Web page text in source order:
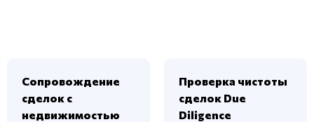
Сопровождение
сделок с
недвижимостью
Проверка чистоты
сделок Due
Diligence